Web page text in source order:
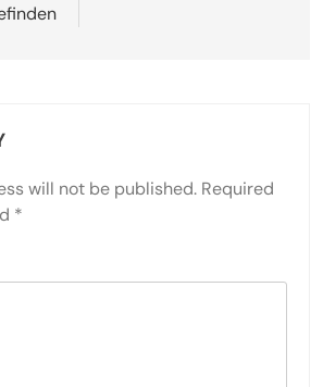
will not be published. Required
*